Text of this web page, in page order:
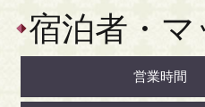
宿泊者・
営業時間